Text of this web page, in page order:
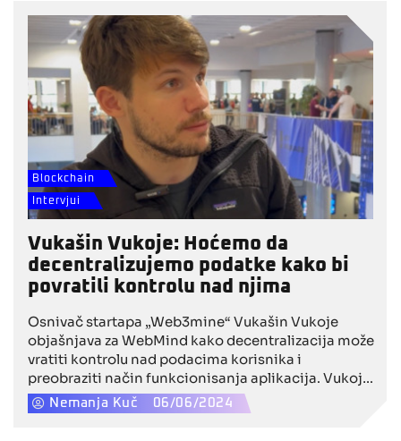
ekosistemu. Prema njegovim rečima, najnoviji
proizvod, MetaMask Snaps, proširuje
funkcionalnost novčanika, omogućavajući podršku
za različite blokčejn mreže poput solane i bitcoina.
Blockchain
Intervjui
Vukašin Vukoje: Hoćemo da
decentralizujemo podatke kako bi
povratili kontrolu nad njima
Osnivač startapa „Web3mine“ Vukašin Vukoje
objašnjava za WebMind kako decentralizacija može
vratiti kontrolu nad podacima korisnika i
preobraziti način funkcionisanja aplikacija. Vukoje
ističe značaj Web3 tehnologija, i predviđa da će ti
sistemi dominirati u budućnosti. Kroz
Nemanja Kuč 06/06/2024